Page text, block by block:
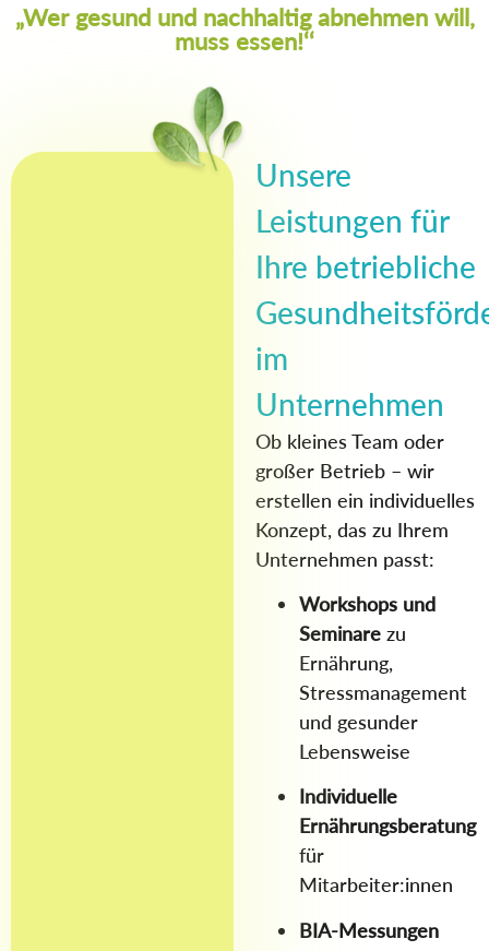
„Wer gesund und nachhaltig abnehmen will,
muss essen!‘‘
Unsere
Leistungen für
Ihre betriebliche
im
Unternehmen
Ob kleines Team oder
großer Betrieb – wir
erstellen ein individuelles
Konzept, das zu Ihrem
Unternehmen passt:
Workshops und
Seminare zu
Ernährung,
Stressmanagement
und gesunder
Lebensweise
Individuelle
Ernährungsberatung
für
Mitarbeiter:innen
BIA-Messungen